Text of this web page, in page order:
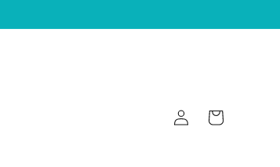
Einloggen
Warenkorb